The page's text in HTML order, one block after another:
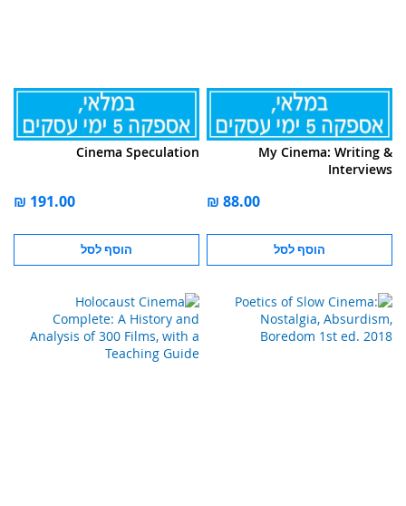
My Cinema: Writing &
Interviews
הוסף לסל
Cinema Speculation
הוסף לסל